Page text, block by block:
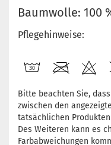
Baumwolle: 100
Pflegehinweise:
Bitte beachten Sie,
zwischen den
tatsächlichen
Des Weiteren kann es
Farbabweichungen